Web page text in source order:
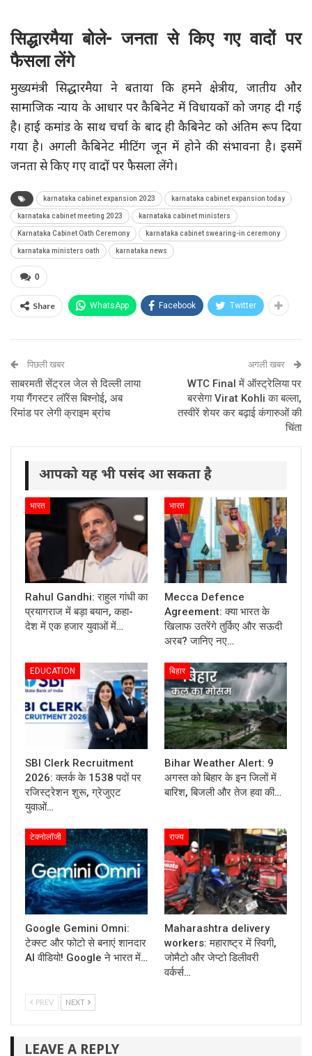
सिद्धारमैया बोले- जनता से किए गए वादों पर
फैसला लेंगे
मुख्यमंत्री सिद्धारमैया ने बताया कि हमने क्षेत्रीय, जातीय और
सामाजिक न्याय के आधार पर कैबिनेट में विधायकों को जगह दी गई
है। हाई कमांड के साथ चर्चा के बाद ही कैबिनेट को अंतिम रूप दिया
गया है। अगली कैबिनेट मीटिंग जून में होने की संभावना है। इसमें
जनता से किए गए वादों पर फैसला लेंगे।
karnataka cabinet expansion 2023 karnataka cabinet expansion today
karnataka cabinet meeting 2023 karnataka cabinet ministers
Karnataka Cabinet Oath Ceremony karnataka cabinet swearing-in ceremony
karnataka ministers oath karnataka news
0
Share WhatsApp Facebook Twitter
पिछली खबर
साबरमती सेंट्रल जेल से दिल्ली लाया
गया गैंगस्टर लॉरेंस बिश्नोई, अब
रिमांड पर लेगी क्राइम ब्रांच
अगली खबर
WTC Final में ऑस्ट्रेलिया पर
बरसेगा Virat Kohli का बल्ला,
तस्वीरें शेयर कर बढ़ाई कंगारुओं की
चिंता
आपको यह भी पसंद आ सकता है
भारत
Rahul Gandhi: राहुल गांधी का
प्रयागराज में बड़ा बयान, कहा-
देश में एक हजार युवाओं में…
भारत
Mecca Defence
Agreement: क्या भारत के
खिलाफ उतरेंगे तुर्किए और सऊदी
अरब? जानिए नए…
EDUCATION
SBI Clerk Recruitment
2026: क्लर्क के 1538 पदों पर
रजिस्ट्रेशन शुरू, ग्रेजुएट
युवाओं…
बिहार
Bihar Weather Alert: 9
अगस्त को बिहार के इन जिलों में
बारिश, बिजली और तेज हवा की…
टेक्नोलॉजी
Google Gemini Omni:
टेक्स्ट और फोटो से बनाएं शानदार
AI वीडियो! Google ने भारत में…
राज्य
Maharashtra delivery
workers: महाराष्ट्र में स्विगी,
जोमैटो और जेप्टो डिलीवरी
वर्कर्स…
PREV NEXT
LEAVE A REPLY